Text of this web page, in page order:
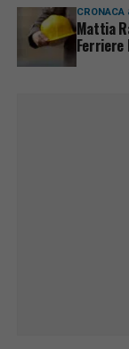
CRONACA
Mattia
Ferriere